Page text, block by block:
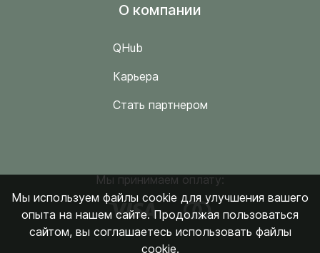
O компании
QHub
Карьера
Стать партнером
Мы принимаем оплату:
Мы используем файлы cookie для улучшения вашего
опыта на нашем сайте. Продолжая пользоваться
сайтом, вы соглашаетесь использовать файлы
cookie.